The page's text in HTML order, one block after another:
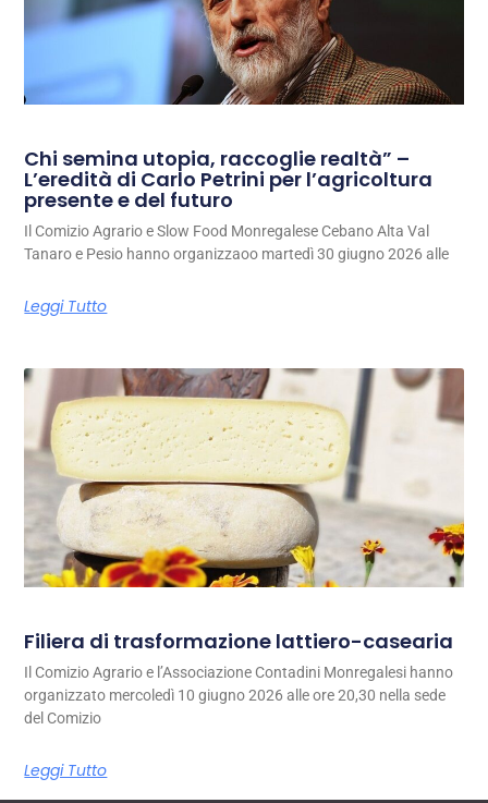
Chi semina utopia, raccoglie realtà” –
L’eredità di Carlo Petrini per l’agricoltura
presente e del futuro
Il Comizio Agrario e Slow Food Monregalese Cebano Alta Val
Tanaro e Pesio hanno organizzaoo martedì 30 giugno 2026 alle
Leggi Tutto
Filiera di trasformazione lattiero-casearia
Il Comizio Agrario e l’Associazione Contadini Monregalesi hanno
organizzato mercoledì 10 giugno 2026 alle ore 20,30 nella sede
del Comizio
Leggi Tutto